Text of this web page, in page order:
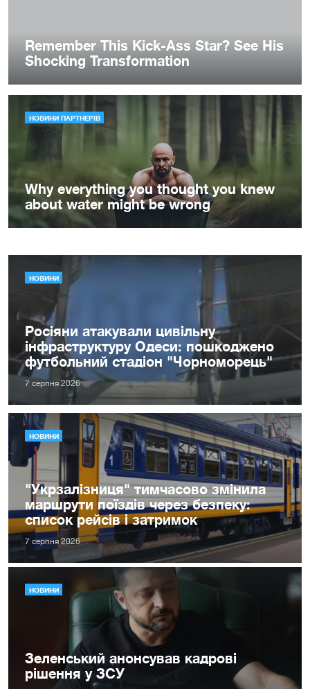
НОВИНИ
Росіяни атакували цивільну
інфраструктуру Одеси: пошкоджено
футбольний стадіон "Чорноморець"
7 серпня 2026
НОВИНИ
"Укрзалізниця" тимчасово змінила
маршрути поїздів через безпеку:
список рейсів і затримок
7 серпня 2026
НОВИНИ
Зеленський анонсував кадрові
рішення у ЗСУ